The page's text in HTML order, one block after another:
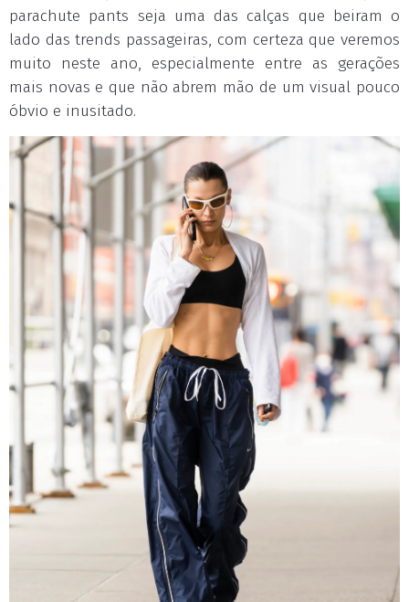
parachute pants seja uma das calças que beiram o
lado das trends passageiras, com certeza que veremos
muito neste ano, especialmente entre as gerações
mais novas e que não abrem mão de um visual pouco
óbvio e inusitado.